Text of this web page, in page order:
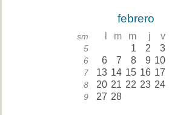
febrero
sm m m j v
5 1 2 3
6 6 7 8 9 10
7 13 14 15 16 17
8 20 21 22 23 24
9 27 28